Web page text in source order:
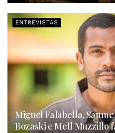
ENTREVISTAS
Miguel Falabella,
Bozaski e Mell Muzzillo